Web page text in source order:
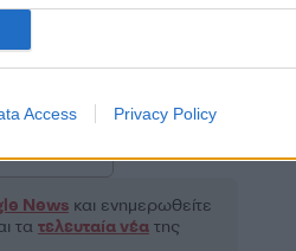
Access Privacy Policy
Πολιτική Απορρήτου&Όροι Χρήσηςτης
ΧΑΛΚΙΔΙΚΗ
Newsκαι ενημερωθείτε
τα τελευταία νέατης